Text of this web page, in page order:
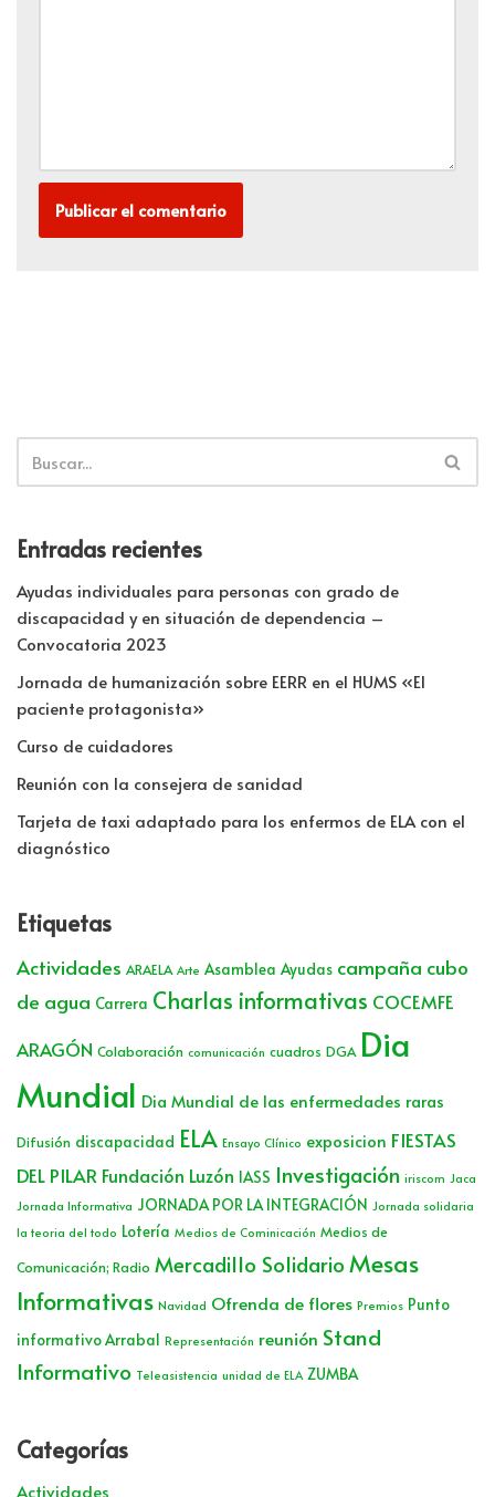
Entradas recientes
Ayudas individuales para personas con grado de
discapacidad y en situación de dependencia –
Convocatoria 2023
Jornada de humanización sobre EERR en el HUMS «El
paciente protagonista»
Curso de cuidadores
Reunión con la consejera de sanidad
Tarjeta de taxi adaptado para los enfermos de ELA con el
diagnóstico
Etiquetas
Actividades ARAELA Arte Asamblea Ayudas campaña cubo
de agua Carrera Charlas informativas COCEMFE
ARAGÓN Colaboración comunicación cuadros DGA Dia
Mundial Dia Mundial de las enfermedades raras
Difusión discapacidad ELA Ensayo Clínico exposicion FIESTAS
DEL PILAR Fundación Luzón IASS Investigación iriscom Jaca
Jornada Informativa JORNADA POR LA INTEGRACIÓN Jornada solidaria
la teoria del todo Lotería Medios de Cominicación Medios de
Comunicación; Radio Mercadillo SolidarioMesas
Informativas Navidad Ofrenda de flores Premios Punto
informativo Arrabal Representación reunión Stand
Informativo Teleasistencia unidad de ELA ZUMBA
Categorías
Actividades